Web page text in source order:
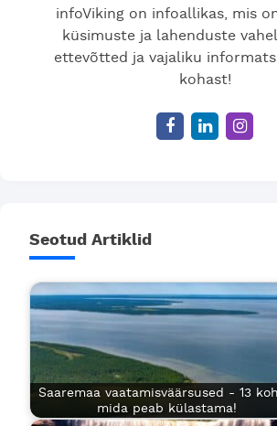
infoViking on infoallikas, mis
küsimuste ja lahenduste
ettevõtted ja vajaliku
kohast!
Seotud Artiklid
Saaremaa vaatamisväärsused - 13
mida peab külastama!